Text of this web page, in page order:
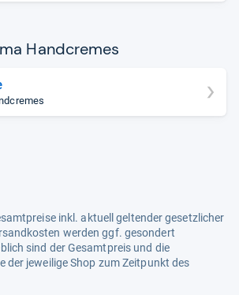
Hand­cre­mes
inkl. aktuell geltender gesetzlicher
werden ggf. gesondert
sind der Gesamtpreis und die
der jeweilige Shop zum Zeitpunkt des